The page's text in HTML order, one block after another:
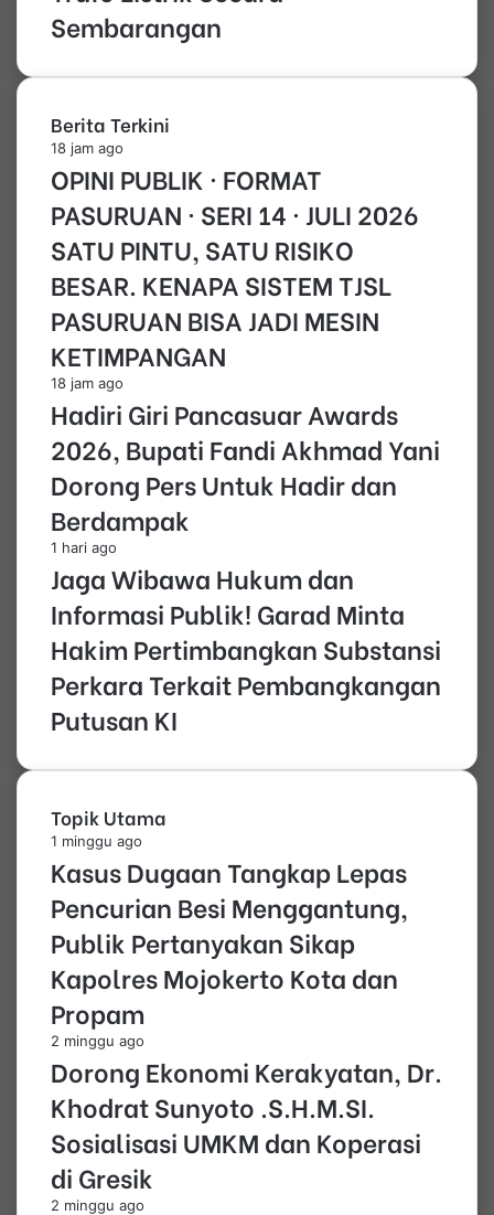
Sembarangan
Berita Terkini
18 jam ago
OPINI PUBLIK · FORMAT
PASURUAN · SERI 14 · JULI 2026
SATU PINTU, SATU RISIKO
BESAR. KENAPA SISTEM TJSL
PASURUAN BISA JADI MESIN
KETIMPANGAN
18 jam ago
Hadiri Giri Pancasuar Awards
2026, Bupati Fandi Akhmad Yani
Dorong Pers Untuk Hadir dan
Berdampak
1 hari ago
Jaga Wibawa Hukum dan
Informasi Publik! Garad Minta
Hakim Pertimbangkan Substansi
Perkara Terkait Pembangkangan
Putusan KI
Topik Utama
1 minggu ago
Kasus Dugaan Tangkap Lepas
Pencurian Besi Menggantung,
Publik Pertanyakan Sikap
Kapolres Mojokerto Kota dan
Propam
2 minggu ago
Dorong Ekonomi Kerakyatan, Dr.
Khodrat Sunyoto .S.H.M.SI.
Sosialisasi UMKM dan Koperasi
di Gresik
2 minggu ago